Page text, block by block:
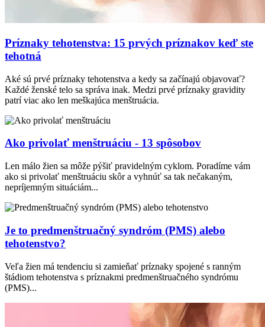
Príznaky tehotenstva: 15 prvých príznakov keď ste
tehotná
Aké sú prvé príznaky tehotenstva a kedy sa začínajú objavovať?
Každé ženské telo sa správa inak. Medzi prvé príznaky gravidity
patrí viac ako len meškajúca menštruácia.
Ako privolať menštruáciu - 13 spôsobov
Len málo žien sa môže pýšiť pravidelným cyklom. Poradíme vám
ako si privolať menštruáciu skôr a vyhnúť sa tak nečakaným,
nepríjemným situáciám...
Je to predmenštruačný syndróm (PMS) alebo
tehotenstvo?
Veľa žien má tendenciu si zamieňať príznaky spojené s ranným
štádiom tehotenstva s príznakmi predmenštruačného syndrómu
(PMS)...